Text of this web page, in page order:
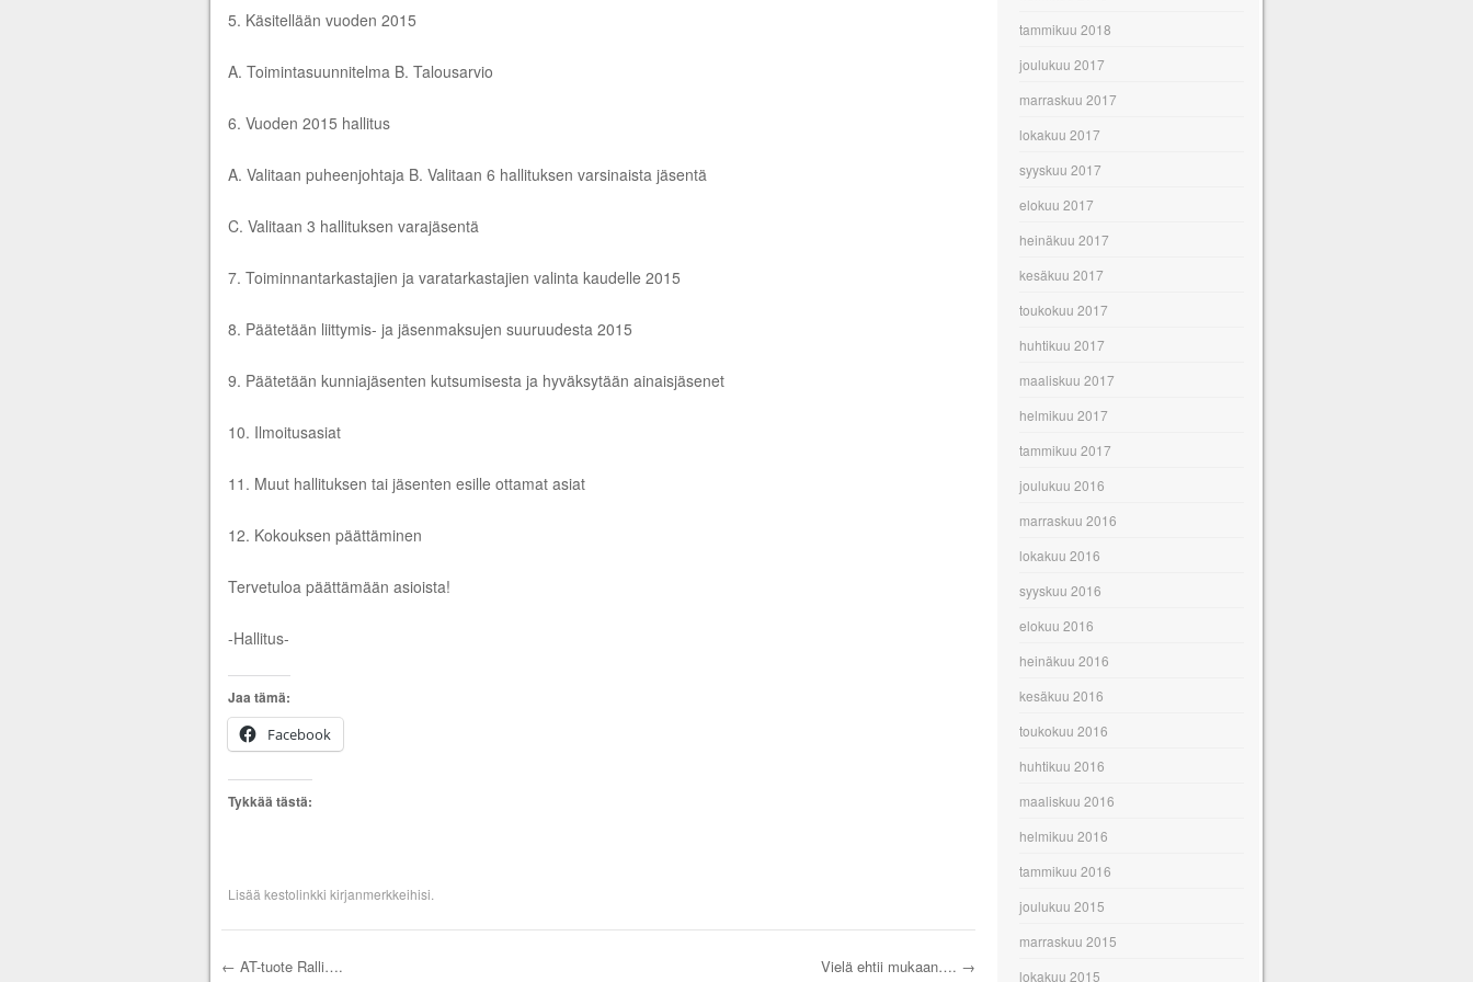
5. Käsitellään vuoden 2015
A. Toimintasuunnitelma B. Talousarvio
6. Vuoden 2015 hallitus
A. Valitaan puheenjohtaja B. Valitaan 6 hallituksen varsinaista jäsentä
C. Valitaan 3 hallituksen varajäsentä
7. Toiminnantarkastajien ja varatarkastajien valinta kaudelle 2015
8. Päätetään liittymis- ja jäsenmaksujen suuruudesta 2015
9. Päätetään kunniajäsenten kutsumisesta ja hyväksytään ainaisjäsenet
10. Ilmoitusasiat
11. Muut hallituksen tai jäsenten esille ottamat asiat
12. Kokouksen päättäminen
Tervetuloa päättämään asioista!
-Hallitus-
Jaa tämä:
Facebook
Tykkää tästä:
Lisää kestolinkki kirjanmerkkeihisi.
← AT-tuote Ralli…. Vielä ehtii mukaan…. →
tammikuu 2018
joulukuu 2017
marraskuu 2017
lokakuu 2017
syyskuu 2017
elokuu 2017
heinäkuu 2017
kesäkuu 2017
toukokuu 2017
huhtikuu 2017
maaliskuu 2017
helmikuu 2017
tammikuu 2017
joulukuu 2016
marraskuu 2016
lokakuu 2016
syyskuu 2016
elokuu 2016
heinäkuu 2016
kesäkuu 2016
toukokuu 2016
huhtikuu 2016
maaliskuu 2016
helmikuu 2016
tammikuu 2016
joulukuu 2015
marraskuu 2015
lokakuu 2015